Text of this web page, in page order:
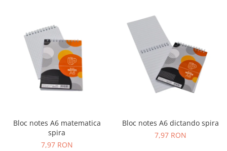
Bloc notes A6 matematica
spira
7,97 RON
Bloc notes A6 dictando spira
7,97 RON